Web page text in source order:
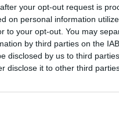
your opt-out request is
on personal information
to your opt-out. You may
by third parties on the
disclosed by us to third
disclose it to other third
vannak 2025-ben